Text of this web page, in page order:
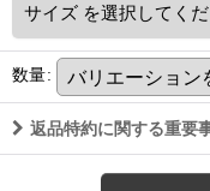
サイズ を選択してく
数量:
返品特約に関する重要